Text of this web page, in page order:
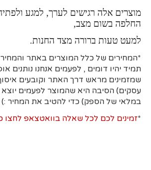
מוצרים אלה רגישים לערך, למגע
החלפה בשום מצב,
למעט טעות ברורה מצד החנות.
*המחירים של כלל המוצרים באתר
תמיד יהיו דומים , לפעמים אנחנו נותנים
עסקים) הסיבה היא שהמוצר לפעמים
במלאי של הספק) כדי להטיב את המחיר :)
*זמינים לכם לכל שאלה בוואטצאפ לחצו